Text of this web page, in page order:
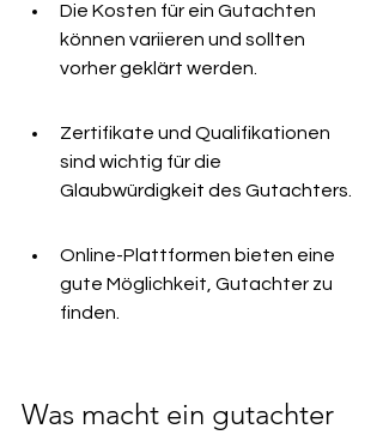
Die Kosten für ein Gutachten
können variieren und sollten
vorher geklärt werden.
Zertifikate und Qualifikationen
sind wichtig für die
Glaubwürdigkeit des Gutachters.
Online-Plattformen bieten eine
gute Möglichkeit, Gutachter zu
finden.
Was macht ein gutachter